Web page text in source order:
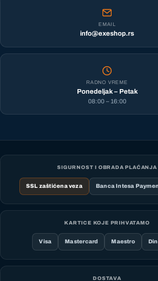
EMAIL
info@exeshop.rs
RADNO VREME
Ponedeljak – Petak
08:00 – 16:00
SIGURNOST I OBRADA PLAĆANJA
SSL zaštićena veza Banca Intesa
KARTICE KOJE PRIHVATAMO
Visa Mastercard Maestro
DOSTAVA